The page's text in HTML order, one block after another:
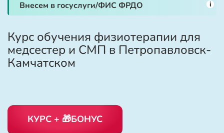
Внесем в госуслуги/ФИС ФРДО
i
Курс обучения физиотерапии для
медсестер и СМП в Петропавловск-
Камчатском
КУРС + 🎁БОНУС